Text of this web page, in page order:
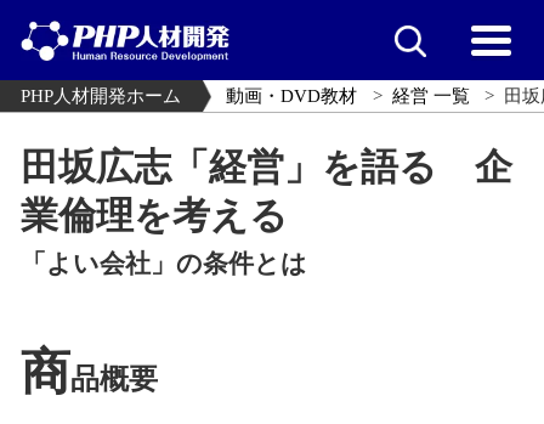
PHP人材開発ホーム 動画・DVD教材 経営 一覧 田
田坂広志「経営」を語る 企
業倫理を考える
「よい会社」の条件とは
商品概要